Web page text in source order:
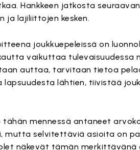
Hankkeen jatkosta
ja lajiliittojen kesken.
joukkuepeleissä on
vaikuttaa tulevaisuudessa
auttaa, tarvitaan tietoa
lapsuudesta lähtien, tiivistää
tähän mennessä antaneet
mutta selvitettäviä asioita on
näkevät tämän